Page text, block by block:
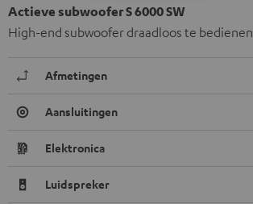
Actieve subwoofer S 6000 SW
High-end subwoofer draadloos te bedienen
Afmetingen
Aansluitingen
Elektronica
Luidspreker